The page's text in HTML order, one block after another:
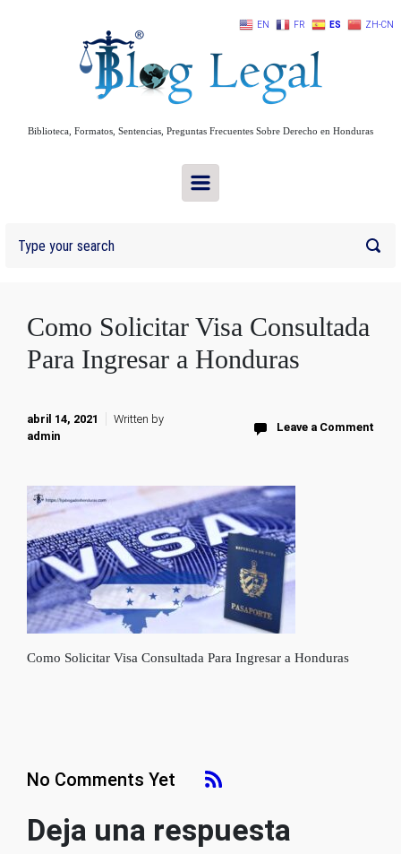
Biblioteca, Formatos, Sentencias, Preguntas Frecuentes Sobre Derecho en Honduras
Como Solicitar Visa Consultada
Para Ingresar a Honduras
abril 14, 2021
Written by
admin
Leave a Comment
Como Solicitar Visa Consultada Para Ingresar a Honduras
No Comments Yet
Deja una respuesta
EN FR ES ZH-CN